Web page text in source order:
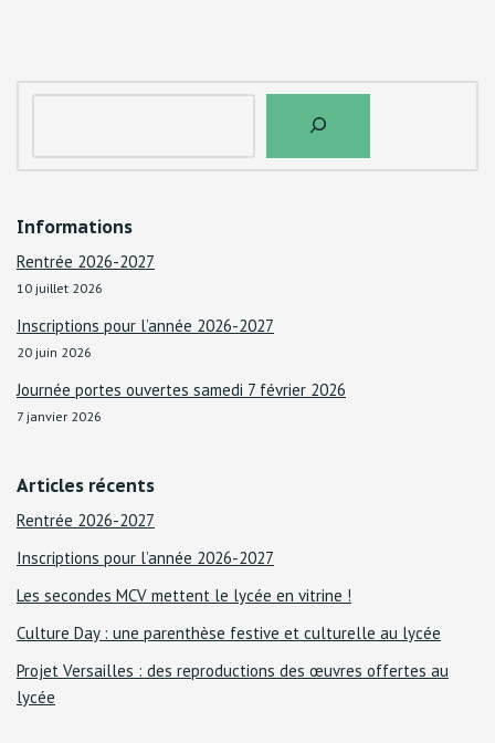
Informations
Rentrée 2026-2027
10 juillet 2026
Inscriptions pour l’année 2026-2027
20 juin 2026
Journée portes ouvertes samedi 7 février 2026
7 janvier 2026
Articles récents
Rentrée 2026-2027
Inscriptions pour l’année 2026-2027
Les secondes MCV mettent le lycée en vitrine !
Culture Day : une parenthèse festive et culturelle au lycée
Projet Versailles : des reproductions des œuvres offertes au
lycée